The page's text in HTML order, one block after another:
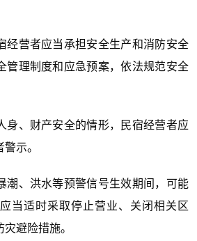
营者应当承担安全生产和消防安全
管理制度和应急预案，依法规范安全
、财产安全的情形，民宿经营者应
示。
、洪水等预警信号生效期间，可能
当适时采取停止营业、关闭相关区
避险措施。